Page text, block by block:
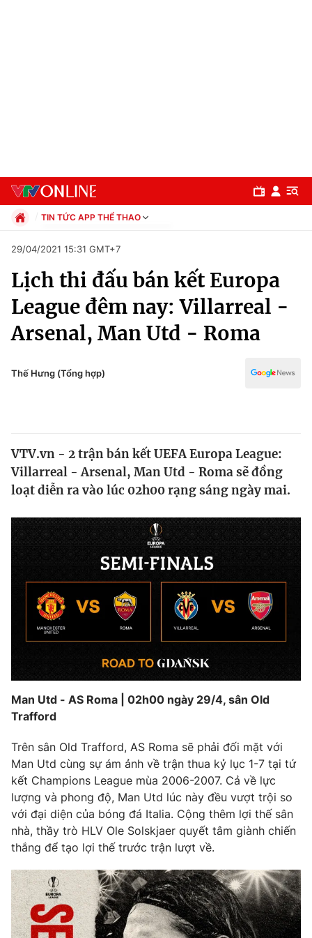
Chuyên mục
Chính trị
Thế giới
Thế giới đó đây
Câu chuyện quốc tế
Kinh tế
Tài chính
Góc doanh nghiệp
Dữ liệu và đời sống
Truyền hình
Phim VTV
Nhân vật
Khán giả
Giải sao mai
Giải trí
Âm nhạc
Sao
Đời sống
Du lịch
Chất lượng cuộc sống
Giáo dục
Tuyển sinh
Học trực tuyến
Công nghệ
Hitech Công nghệ tương lai
Sản phẩm
Thị trường
Tư vấn
Giao lưu trực tuyến
Lịch phát sóng
Chuyên mục khác
Emagazine Podcast
TIN TỨC APP THỂ THAO
Xã hội
Pháp luật
Thể thao
Truyền hình
Văn hóa - Giải trí
Đời sống
29/04/2021 15:31 GMT+7
Lịch thi đấu bán kết Europa
League đêm nay: Villarreal -
Arsenal, Man Utd - Roma
Thế Hưng (Tổng hợp)
VTV.vn - 2 trận bán kết UEFA Europa League:
Villarreal - Arsenal, Man Utd - Roma sẽ đồng
loạt diễn ra vào lúc 02h00 rạng sáng ngày mai.
Man Utd - AS Roma | 02h00 ngày 29/4, sân Old
Trafford
Trên sân Old Trafford, AS Roma sẽ phải đối mặt với
Man Utd cùng sự ám ảnh về trận thua kỷ lục 1-7 tại tứ
kết Champions League mùa 2006-2007. Cả về lực
lượng và phong độ, Man Utd lúc này đều vượt trội so
với đại diện của bóng đá Italia. Cộng thêm lợi thế sân
nhà, thầy trò HLV Ole Solskjaer quyết tâm giành chiến
thắng để tạo lợi thế trước trận lượt về.